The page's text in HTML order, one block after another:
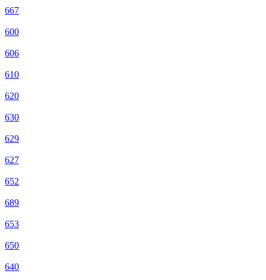
667
600
606
610
620
630
629
627
652
689
653
650
640